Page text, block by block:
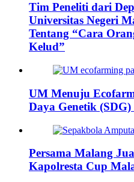
Tim Peneliti dari
Universitas Negeri
Tentang “Cara
Kelud”
UM Menuju
Daya Genetik
Persama Malang
Kapolresta Cup